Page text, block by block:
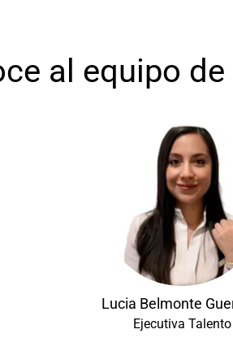
al equipo
Lucia Belmonte
Ejecutiva Talento